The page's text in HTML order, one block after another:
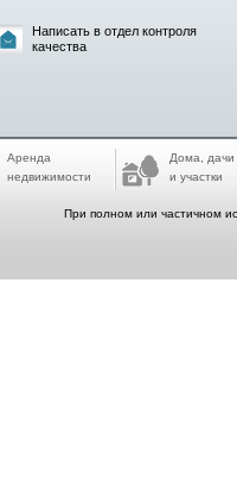
Написать в отдел контроля
качества
Аренда
недвижимости
Дома, дачи
и участки
При полном или частичном